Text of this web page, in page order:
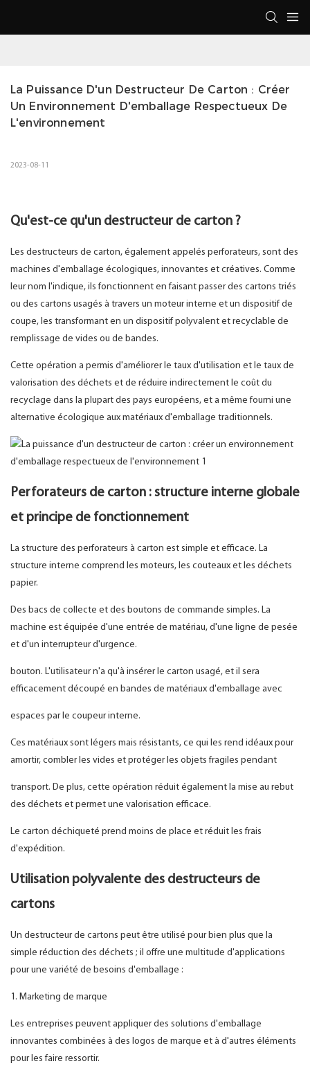
La Puissance D'un Destructeur De Carton : Créer
Un Environnement D'emballage Respectueux De
L'environnement
2023-08-11
Qu'est-ce qu'un destructeur de carton ?
Les destructeurs de carton, également appelés perforateurs, sont des
machines d'emballage écologiques, innovantes et créatives. Comme
leur nom l'indique, ils fonctionnent en faisant passer des cartons triés
ou des cartons usagés à travers un moteur interne et un dispositif de
coupe, les transformant en un dispositif polyvalent et recyclable de
remplissage de vides ou de bandes.
Cette opération a permis d'améliorer le taux d'utilisation et le taux de
valorisation des déchets et de réduire indirectement le coût du
recyclage dans la plupart des pays européens, et a même fourni une
alternative écologique aux matériaux d'emballage traditionnels.
Perforateurs de carton : structure interne globale
et principe de fonctionnement
La structure des perforateurs à carton est simple et efficace. La
structure interne comprend les moteurs, les couteaux et les déchets
papier.
Des bacs de collecte et des boutons de commande simples. La
machine est équipée d'une entrée de matériau, d'une ligne de pesée
et d'un interrupteur d'urgence.
bouton. L'utilisateur n'a qu'à insérer le carton usagé, et il sera
efficacement découpé en bandes de matériaux d'emballage avec
espaces par le coupeur interne.
Ces matériaux sont légers mais résistants, ce qui les rend idéaux pour
amortir, combler les vides et protéger les objets fragiles pendant
transport. De plus, cette opération réduit également la mise au rebut
des déchets et permet une valorisation efficace.
Le carton déchiqueté prend moins de place et réduit les frais
d'expédition.
Utilisation polyvalente des destructeurs de
cartons
Un destructeur de cartons peut être utilisé pour bien plus que la
simple réduction des déchets ; il offre une multitude d'applications
pour une variété de besoins d'emballage :
1. Marketing de marque
Les entreprises peuvent appliquer des solutions d'emballage
innovantes combinées à des logos de marque et à d'autres éléments
pour les faire ressortir.